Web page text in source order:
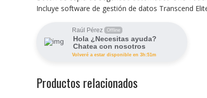
Incluye software de gestión de datos Transcend
Raúl Pérez Offline
Hola ¿Necesitas ayuda?
Chatea con nosotros
Volveré a estar disponible en 3h:51m
Productos relacionados